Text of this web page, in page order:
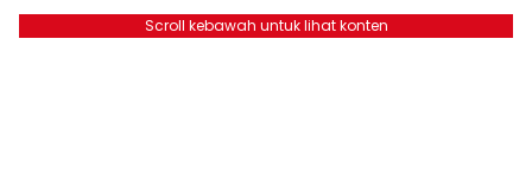
Scroll kebawah untuk lihat konten